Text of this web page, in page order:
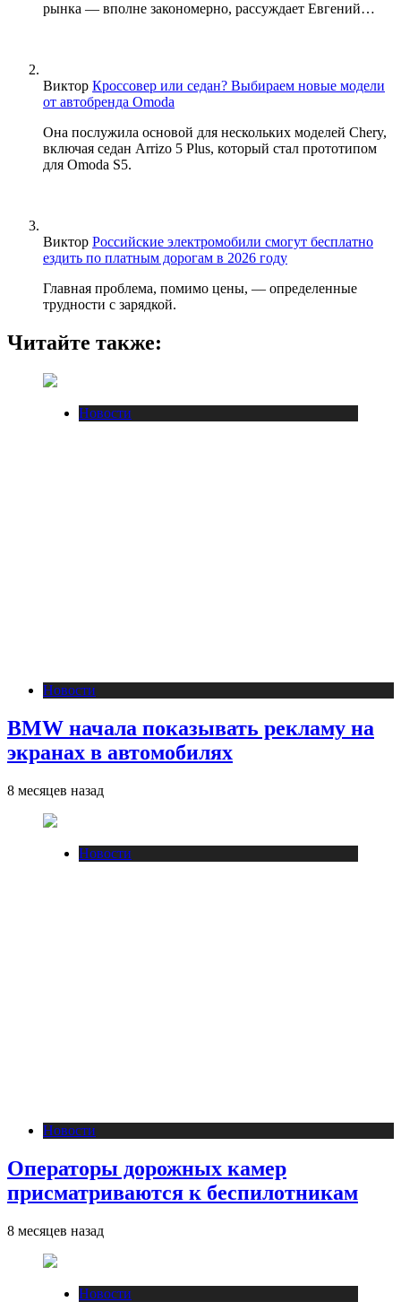
рынка — вполне закономерно, рассуждает Евгений…
Виктор Кроссовер или седан? Выбираем новые модели
от автобренда Omoda
Она послужила основой для нескольких моделей Chery,
включая седан Arrizo 5 Plus, который стал прототипом
для Omoda S5.
Виктор Российские электромобили смогут бесплатно
ездить по платным дорогам в 2026 году
Главная проблема, помимо цены, — определенные
трудности с зарядкой.
Читайте также:
Новости
Новости
BMW начала показывать рекламу на
экранах в автомобилях
8 месяцев назад
Новости
Новости
Операторы дорожных камер
присматриваются к беспилотникам
8 месяцев назад
Новости